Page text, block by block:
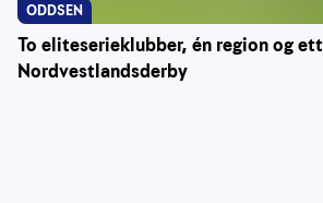
To eliteserieklubber, én region og ett
Nordvestlandsderby
ODDSEN